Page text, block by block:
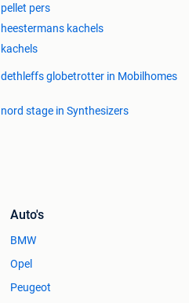
pellet pers
heestermans kachels
kachels
dethleffs globetrotter in Mobilhomes
nord stage in Synthesizers
Auto's
BMW
Opel
Peugeot